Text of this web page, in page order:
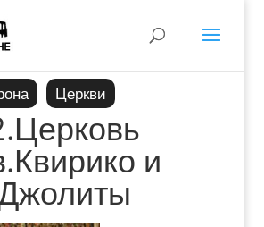
Церкви
и